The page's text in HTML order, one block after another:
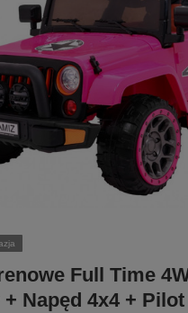
Full Time
+ Napęd 4x4 +